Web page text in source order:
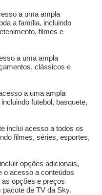
a uma ampla
a família, incluindo
filmes e
a uma ampla
clássicos e
a uma ampla
futebol, basquete,
inclui acesso a todos os
filmes, séries, esportes,
opções adicionais,
o acesso a conteúdos
opções e preços
de TV da Sky.